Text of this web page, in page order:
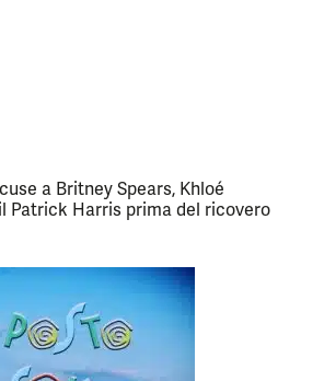
a Britney Spears, Khloé
Patrick Harris prima del ricovero